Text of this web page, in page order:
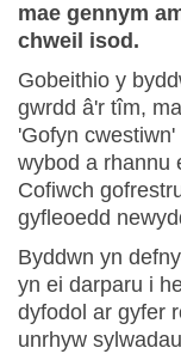
mae gennym
chweil isod.
Gobeithio y
gwrdd â'r tîm,
'Gofyn
wybod a rhannu
Cofiwch
gyfleoedd
Byddwn yn
yn ei darparu i
dyfodol ar gyfer
unrhyw